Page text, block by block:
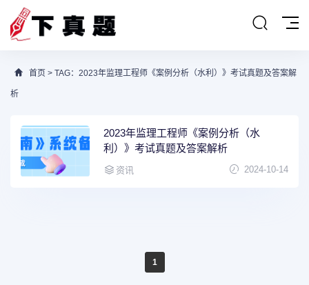
首页 > TAG：2023年监理工程师《案例分析（水利）》考试真题及答案解
析
2023年监理工程师《案例分析（水
利）》考试真题及答案解析
资讯 2024-10-14
1